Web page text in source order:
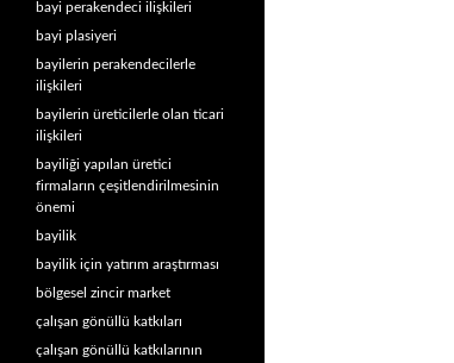
bayi perakendeci ilişkileri
bayi plasiyeri
bayilerin perakendecilerle
ilişkileri
bayilerin üreticilerle olan ticari
ilişkileri
bayiliği yapılan üretici
firmaların çeşitlendirilmesinin
önemi
bayilik
bayilik için yatırım araştırması
bölgesel zincir market
çalışan gönüllü katkıları
çalışan gönüllü katkılarının